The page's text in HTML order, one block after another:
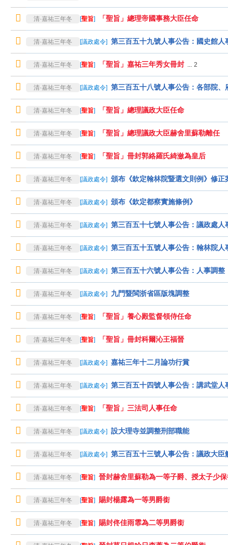
清·嘉祐三年冬 [聖旨] 「聖旨」總理帝國事務大臣任命
清·嘉祐三年冬 [議政處令] 第三百五十九號人事公告：國史館人
清·嘉祐三年冬 [聖旨] 「聖旨」嘉祐三年秀女冊封 ... 2
清·嘉祐三年冬 [議政處令] 第三百五十八號人事公告：各部院、
清·嘉祐三年冬 [聖旨] 「聖旨」總理議政大臣任命
清·嘉祐三年冬 [聖旨] 「聖旨」總理議政大臣赫舍里蘇勒離任
清·嘉祐三年冬 [聖旨] 「聖旨」冊封郭絡羅氏綺瀲為皇后
清·嘉祐三年冬 [議政處令] 頒布《欽定翰林院暨選文則例》修正
清·嘉祐三年冬 [議政處令] 頒布《欽定都察實施條例》
清·嘉祐三年冬 [議政處令] 第三百五十七號人事公告：議政處人
清·嘉祐三年冬 [議政處令] 第三百五十五號人事公告：翰林院人
清·嘉祐三年冬 [議政處令] 第三百五十六號人事公告：人事調整
清·嘉祐三年冬 [議政處令] 九門暨閩浙省區版塊調整
清·嘉祐三年冬 [聖旨] 「聖旨」養心殿監督領侍任命
清·嘉祐三年冬 [聖旨] 「聖旨」冊封科爾沁王福晉
清·嘉祐三年冬 [議政處令] 嘉祐三年十二月論功行賞
清·嘉祐三年冬 [議政處令] 第三百五十四號人事公告：講武堂人
清·嘉祐三年冬 [聖旨] 「聖旨」三法司人事任命
清·嘉祐三年冬 [議政處令] 設大理寺並調整刑部職能
清·嘉祐三年冬 [議政處令] 第三百五十三號人事公告：議政大臣
清·嘉祐三年冬 [聖旨] 晉封赫舍里蘇勒為一等子爵、授太子少
清·嘉祐三年冬 [聖旨] 賜封楊露為一等男爵銜
清·嘉祐三年冬 [聖旨] 賜封佟佳雨霏為二等男爵銜